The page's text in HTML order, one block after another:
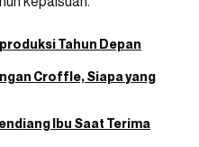
Tahun Depan
Croffle, Siapa yang
Ibu Saat Terima